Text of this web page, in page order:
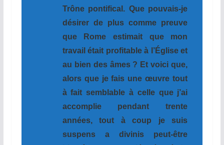
Trône pontifical. Que pouvais-je
désirer de plus comme preuve
que Rome estimait que mon
travail était profitable à l’Église et
au bien des âmes ? Et voici que,
alors que je fais une œuvre tout
à fait semblable à celle que j’ai
accomplie pendant trente
années, tout à coup je suis
suspens a divinis peut-être